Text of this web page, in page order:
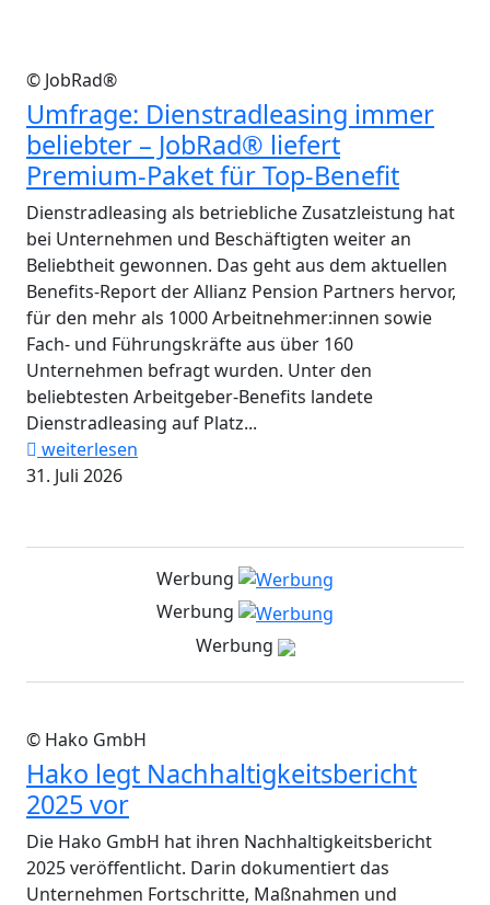
© JobRad®
Umfrage: Dienstradleasing immer
beliebter – JobRad® liefert
Premium-Paket für Top-Benefit
Dienstradleasing als betriebliche Zusatzleistung hat
bei Unternehmen und Beschäftigten weiter an
Beliebtheit gewonnen. Das geht aus dem aktuellen
Benefits-Report der Allianz Pension Partners hervor,
für den mehr als 1000 Arbeitnehmer:innen sowie
Fach- und Führungskräfte aus über 160
Unternehmen befragt wurden. Unter den
beliebtesten Arbeitgeber-Benefits landete
Dienstradleasing auf Platz...
weiterlesen
31. Juli 2026
Werbung
Werbung
Werbung
© Hako GmbH
Hako legt Nachhaltigkeitsbericht
2025 vor
Die Hako GmbH hat ihren Nachhaltigkeitsbericht
2025 veröffentlicht. Darin dokumentiert das
Unternehmen Fortschritte, Maßnahmen und